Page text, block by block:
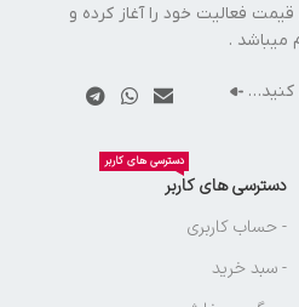
فعالیت خود را آغاز کرده و
میباشد .
کنید…
دسترسی های کاربر
دسترسی های کاربر
- حساب کاربری
- سبد خرید